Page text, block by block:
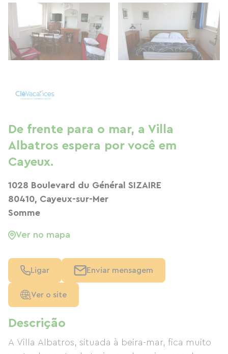
Descrição
A Villa Albatros, situada à beira-mar, fica muito
De frente para o mar, a Villa
Albatros espera por você em
Cayeux.
1028 Boulevard du Général SIZAIRE
80410, Cayeux-sur-Mer
Somme
Ver no mapa
Ligar Enviar mensagem
Ver o site